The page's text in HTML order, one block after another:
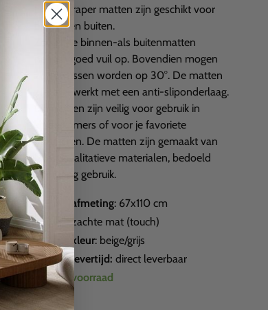
Enkel scraper matten zijn geschikt voor
binnen en buiten.
Zowel de binnen-als buitenmatten
nemen goed vuil op. Bovendien mogen
ze gewassen worden op 30°. De matten
zijn afgewerkt met een anti-sliponderlaag.
De matten zijn veilig voor gebruik in
kinderkamers of voor je favoriete
huisdieren. De matten zijn gemaakt van
hoog kwalitatieve materialen, bedoeld
voor lang gebruik.
afmeting: 67x110 cm
zachte mat (touch)
kleur: beige/grijs
levertijd: direct leverbaar
op voorraad